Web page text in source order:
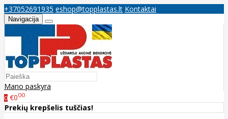
+37052691935 eshop@topplastas.lt Kontaktai
Navigacija
Mano paskyra
0 €000
Prekių krepšelis tuščias!